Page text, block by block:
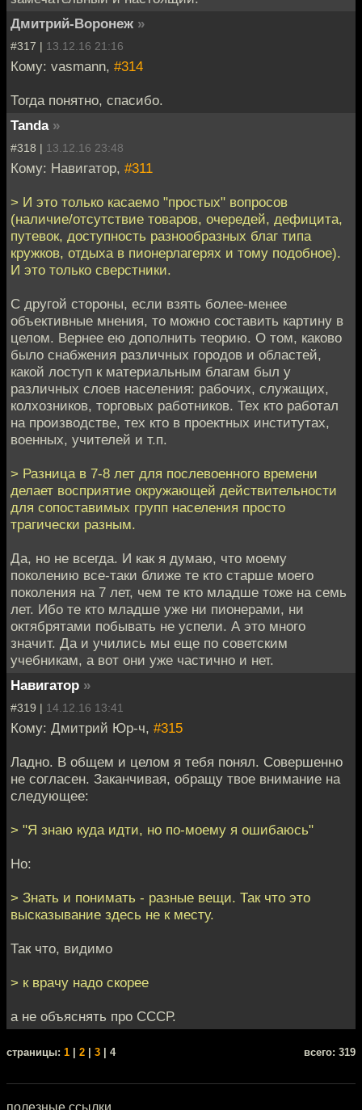
Дмитрий-Воронеж »
#317 | 13.12.16 21:16
Кому: vasmann, #314
Тогда понятно, спасибо.
Tanda »
#318 | 13.12.16 23:48
Кому: Навигатор, #311
> И это только касаемо "простых" вопросов
(наличие/отсутствие товаров, очередей, дефицита,
путевок, доступность разнообразных благ типа
кружков, отдыха в пионерлагерях и тому подобное).
И это только сверстники.
С другой стороны, если взять более-менее
объективные мнения, то можно составить картину в
целом. Вернее ею дополнить теорию. О том, каково
было снабжения различных городов и областей,
какой лоступ к материальным благам был у
различных слоев населения: рабочих, служащих,
колхозников, торговых работников. Тех кто работал
на производстве, тех кто в проектных институтах,
военных, учителей и т.п.
> Разница в 7-8 лет для послевоенного времени
делает восприятие окружающей действительности
для сопоставимых групп населения просто
трагически разным.
Да, но не всегда. И как я думаю, что моему
поколению все-таки ближе те кто старше моего
поколения на 7 лет, чем те кто младше тоже на семь
лет. Ибо те кто младше уже ни пионерами, ни
октябрятами побывать не успели. А это много
значит. Да и учились мы еще по советским
учебникам, а вот они уже частично и нет.
Навигатор »
#319 | 14.12.16 13:41
Кому: Дмитрий Юр-ч, #315
Ладно. В общем и целом я тебя понял. Совершенно
не согласен. Заканчивая, обращу твое внимание на
следующее:
> "Я знаю куда идти, но по-моему я ошибаюсь"
Но:
> Знать и понимать - разные вещи. Так что это
высказывание здесь не к месту.
Так что, видимо
> к врачу надо скорее
а не объяснять про СССР.
cтраницы: 1 2 3 | 4 всего: 319